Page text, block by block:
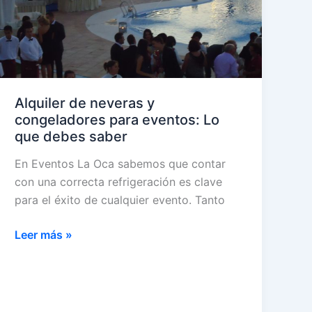
Alquiler de neveras y
congeladores para eventos: Lo
que debes saber
En Eventos La Oca sabemos que contar
con una correcta refrigeración es clave
para el éxito de cualquier evento. Tanto
Alquiler
Leer más »